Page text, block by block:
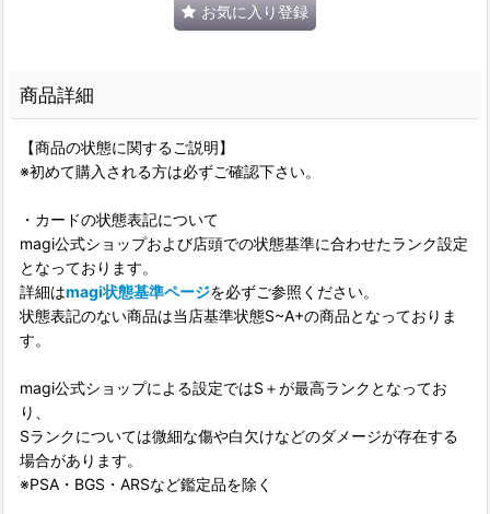
お気に入り登録
商品詳細
【商品の状態に関するご説明】
※初めて購入される方は必ずご確認下さい。
・カードの状態表記について
magi公式ショップおよび店頭での状態基準に合わせたランク設定
となっております。
詳細はmagi状態基準ページを必ずご参照ください。
状態表記のない商品は当店基準状態S~A+の商品となっておりま
す。
magi公式ショップによる設定ではS＋が最高ランクとなってお
り、
Sランクについては微細な傷や白欠けなどのダメージが存在する
場合があります。
※PSA・BGS・ARSなど鑑定品を除く